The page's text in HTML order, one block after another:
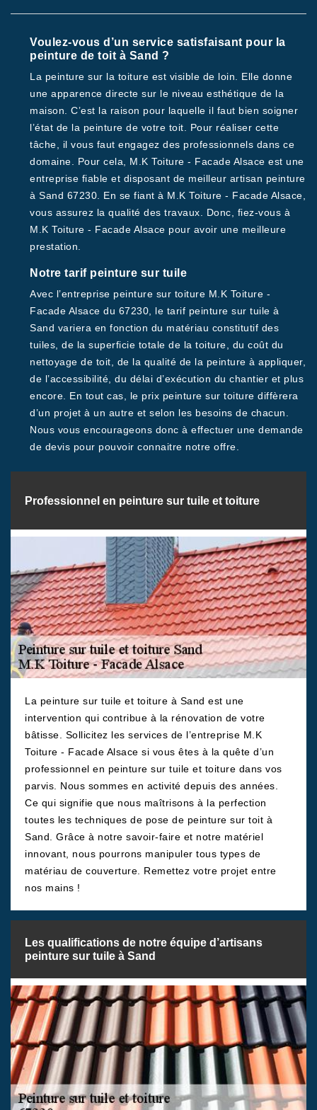
Voulez-vous d’un service satisfaisant pour la
peinture de toit à Sand ?
La peinture sur la toiture est visible de loin. Elle donne
une apparence directe sur le niveau esthétique de la
maison. C’est la raison pour laquelle il faut bien soigner
l’état de la peinture de votre toit. Pour réaliser cette
tâche, il vous faut engagez des professionnels dans ce
domaine. Pour cela, M.K Toiture - Facade Alsace est une
entreprise fiable et disposant de meilleur artisan peinture
à Sand 67230. En se fiant à M.K Toiture - Facade Alsace,
vous assurez la qualité des travaux. Donc, fiez-vous à
M.K Toiture - Facade Alsace pour avoir une meilleure
prestation.
Notre tarif peinture sur tuile
Avec l’entreprise peinture sur toiture M.K Toiture -
Facade Alsace du 67230, le tarif peinture sur tuile à
Sand variera en fonction du matériau constitutif des
tuiles, de la superficie totale de la toiture, du coût du
nettoyage de toit, de la qualité de la peinture à appliquer,
de l’accessibilité, du délai d’exécution du chantier et plus
encore. En tout cas, le prix peinture sur toiture diffèrera
d’un projet à un autre et selon les besoins de chacun.
Nous vous encourageons donc à effectuer une demande
de devis pour pouvoir connaitre notre offre.
Professionnel en peinture sur tuile et toiture
La peinture sur tuile et toiture à Sand est une
intervention qui contribue à la rénovation de votre
bâtisse. Sollicitez les services de l’entreprise M.K
Toiture - Facade Alsace si vous êtes à la quête d’un
professionnel en peinture sur tuile et toiture dans vos
parvis. Nous sommes en activité depuis des années.
Ce qui signifie que nous maîtrisons à la perfection
toutes les techniques de pose de peinture sur toit à
Sand. Grâce à notre savoir-faire et notre matériel
innovant, nous pourrons manipuler tous types de
matériau de couverture. Remettez votre projet entre
nos mains !
Les qualifications de notre équipe d’artisans
peinture sur tuile à Sand